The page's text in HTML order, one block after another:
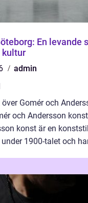
En levande
kultur
admin
över Gomér och
och Andersson
konst är en
1900-talet och